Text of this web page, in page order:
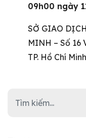
09h00 ngày
SỞ GIAO
MINH – Số 16
TP. Hồ Chí Minh